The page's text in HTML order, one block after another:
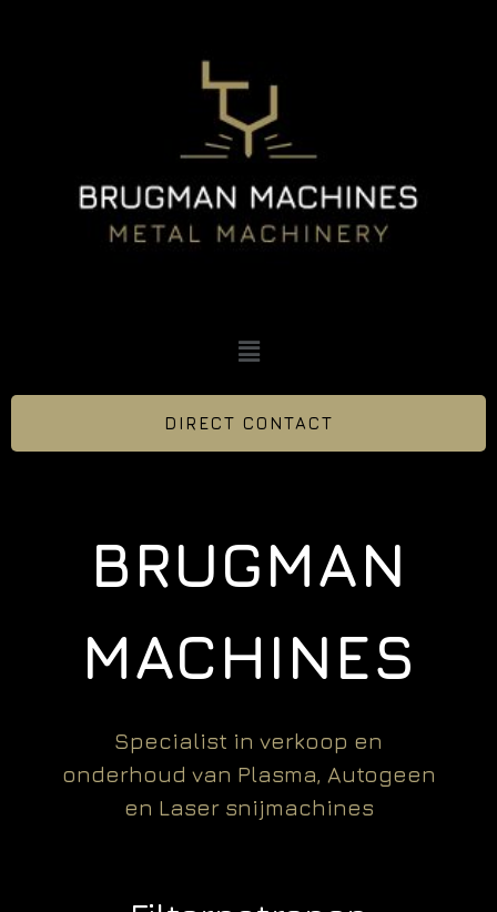
DIRECT CONTACT
BRUGMAN
MACHINES
Specialist in verkoop en
onderhoud van Plasma, Autogeen
en Laser snijmachines